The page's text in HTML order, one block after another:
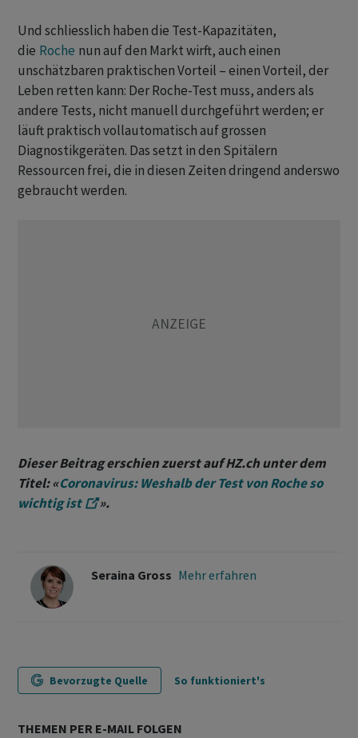
Und schliesslich haben die Test-Kapazitäten,
die Roche nun auf den Markt wirft, auch einen
unschätzbaren praktischen Vorteil – einen Vorteil, der
Leben retten kann: Der Roche-Test muss, anders als
andere Tests, nicht manuell durchgeführt werden; er
läuft praktisch vollautomatisch auf grossen
Diagnostikgeräten. Das setzt in den Spitälern
Ressourcen frei, die in diesen Zeiten dringend anderswo
gebraucht werden.
Dieser Beitrag erschien zuerst auf HZ.ch unter dem
Titel: «Coronavirus: Weshalb der Test von Roche so
wichtig ist
».
Seraina Gross Mehr erfahren
Bevorzugte Quelle So funktioniert's
THEMEN PER E-MAIL FOLGEN